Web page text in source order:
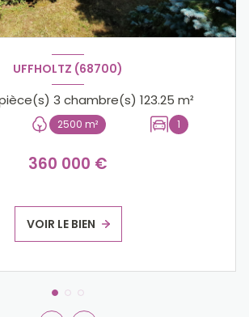
UFFHOLTZ (68700)
Maison 6 pièce(s) 3 chambre(s) 123.25 m²
2500 m² 1
360 000 €
VOIR LE BIEN